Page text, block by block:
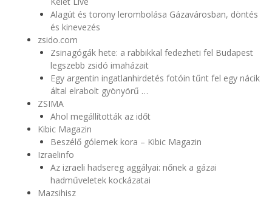
Alagút és torony lerombolása Gázavárosban, döntés
és kinevezés
zsido.com
Zsinagógák hete: a rabbikkal fedezheti fel Budapest
legszebb zsidó imaházait
Egy argentin ingatlanhirdetés fotóin tűnt fel egy nácik
által elrabolt gyönyörű …
ZSIMA
Ahol megállították az időt
Kibic Magazin
Beszélő gólemek kora – Kibic Magazin
Izraelinfo
Az izraeli hadsereg aggályai: nőnek a gázai
hadműveletek kockázatai
Mazsihisz